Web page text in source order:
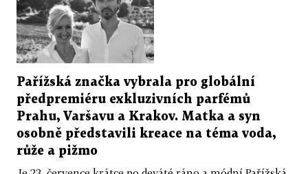
Pařížská značka vybrala pro globální
předpremiéru exkluzivních parfémů
Prahu, Varšavu a Krakov. Matka a syn
osobně představili kreace na téma voda,
růže a pižmo